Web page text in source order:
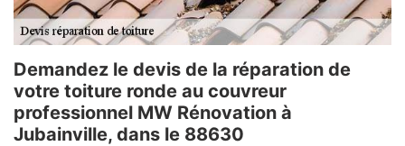
Demandez le devis de la réparation de
votre toiture ronde au couvreur
professionnel MW Rénovation à
Jubainville, dans le 88630